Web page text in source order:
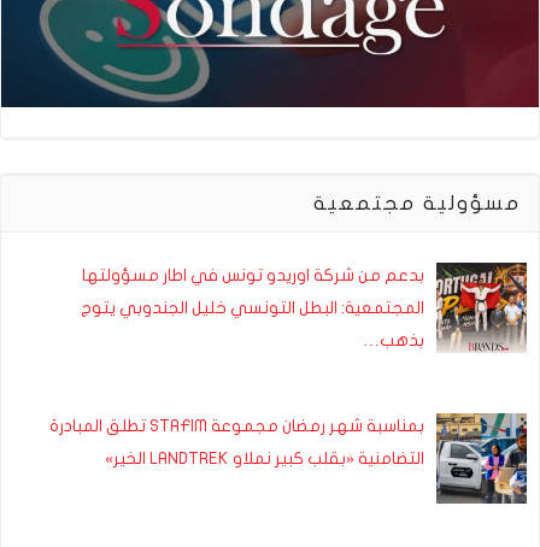
مسؤولية مجتمعية
بدعم من شركة اوريدو تونس في اطار مسؤولتها
المجتمعية: البطل التونسي خليل الجندوبي يتوج
بذهب…
بمناسبة شهر رمضان مجموعة STAFIM تطلق المبادرة
التضامنية «بقلب كبير نملاو LANDTREK الخير»